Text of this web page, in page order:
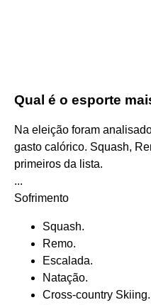
Qual é o esporte
Na eleição foram
gasto calórico. Squash,
primeiros da lista.
...
Sofrimento
Squash.
Remo.
Escalada.
Natação.
Cross-country Skiing.